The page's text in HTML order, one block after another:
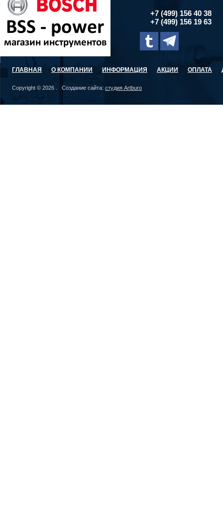
+7 (499) 156 40 38
+7 (499) 156 19 63
ГЛАВНАЯ О КОМПАНИИ ИНФОРМАЦИЯ АКЦИИ ОПЛАТА
Copyright © 2026 . Создание сайта: студия Artburo